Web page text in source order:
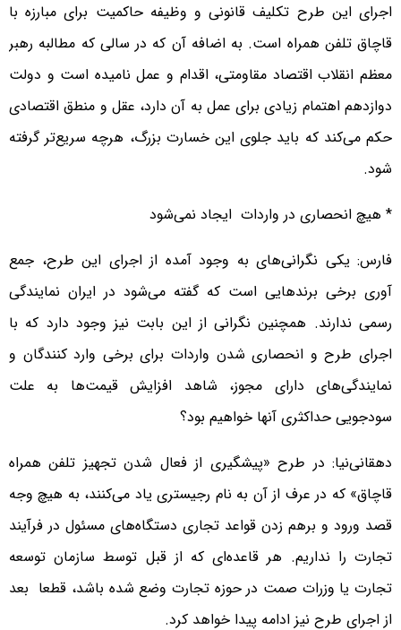
اجرای این طرح تکلیف قانونی و وظیفه حاکمیت برای مبارزه با
قاچاق تلفن همراه است. به اضافه آن که در سالی که مطالبه رهبر
معظم انقلاب اقتصاد مقاومتی، اقدام و عمل نامیده است و دولت
دوازدهم اهتمام زیادی برای عمل به آن دارد، عقل و منطق اقتصادی
حکم می‌کند که باید جلوی این خسارت بزرگ، هرچه سریع‌تر گرفته
شود.
* هیچ انحصاری در واردات ایجاد نمی‌‌شود
فارس: یکی نگرانی‌های به وجود آمده از اجرای این طرح، جمع
آوری برخی برندهایی است که گفته می‌شود در ایران نمایندگی
رسمی ندارند. همچنین نگرانی از این بابت نیز وجود دارد که با
اجرای طرح و انحصاری شدن واردات برای برخی وارد کنندگان و
نمایندگی‌های دارای مجوز، شاهد افزایش قیمت‌‌ها به علت
سودجویی حداکثری‌ آنها خواهیم بود؟
دهقانی‌نیا: در طرح «پیشگیری از فعال شدن تجهیز تلفن همراه
قاچاق» که در عرف از آن به نام رجیستری یاد می‌کنند، به هیچ وجه
قصد ورود و برهم زدن قواعد تجاری دستگاه‌های مسئول در فرآیند
تجارت را نداریم. هر قاعده‌ای که از قبل توسط سازمان توسعه
تجارت یا وزرات صمت در حوزه تجارت وضع شده باشد، قطعا بعد
از اجرای طرح نیز ادامه پیدا خواهد کرد.